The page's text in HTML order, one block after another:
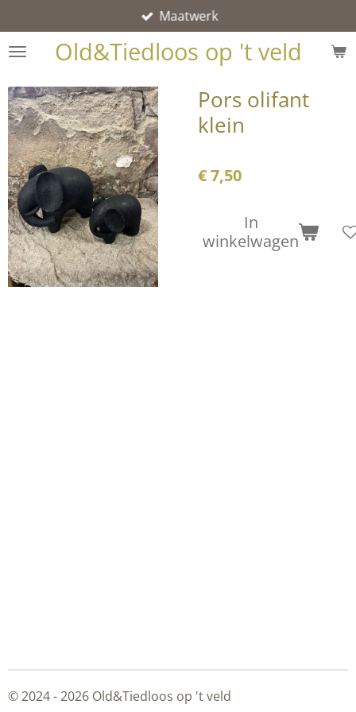
direct
naar
hoofdinhoud
Old&Tiedloos op 't veld
Maatwerk
Pors olifant
klein
€ 7,50
In
winkelwagen
© 2024 - 2026 Old&Tiedloos op 't veld